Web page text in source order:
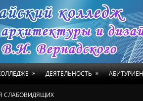
» ДЕЯТЕЛЬНОСТЬ »
СЛАБОВИДЯЩИХ